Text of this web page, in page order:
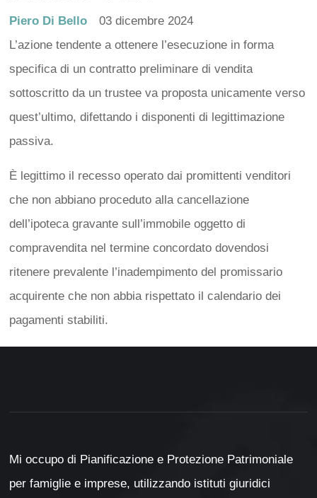
Piero Di Bello
03 dicembre 2024
L’azione tendente a ottenere l’esecuzione in forma
specifica di un contratto preliminare di vendita
sottoscritto da un trustee va proposta unicamente verso
quest’ultimo, difettando i disponenti di legittimazione
passiva.
È legittimo il recesso operato dai promittenti venditori
che non abbiano proceduto alla cancellazione
dell’ipoteca gravante sull’immobile oggetto di
compravendita nel termine concordato dovendosi
ritenere prevalente l’inadempimento del promissario
acquirente che non abbia rispettato il calendario dei
pagamenti stabiliti.
Mi occupo di Pianificazione e Protezione Patrimoniale
per famiglie e imprese, utilizzando istituti giuridici